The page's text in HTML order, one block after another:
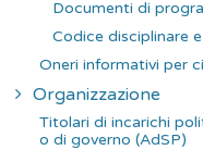
Documenti di
Codice disciplinare
Oneri informativi per
Organizzazione
Titolari di incarichi
o di governo (AdSP)